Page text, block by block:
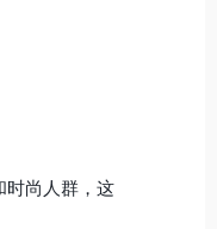
时尚人群，这